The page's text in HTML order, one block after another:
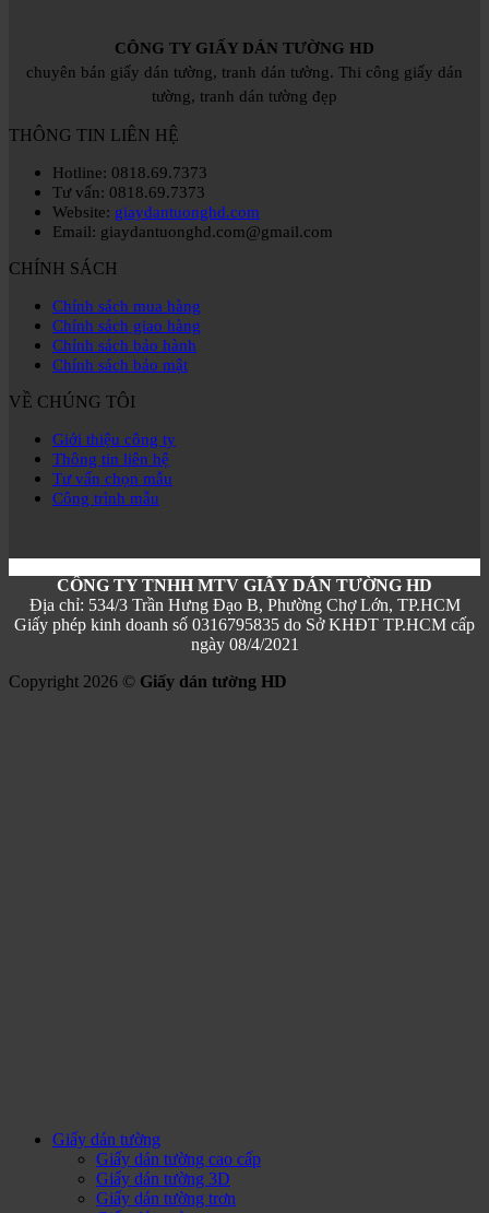
CÔNG TY GIẤY DÁN TƯỜNG HD
chuyên bán giấy dán tường, tranh dán tường. Thi công giấy dán
tường, tranh dán tường đẹp
THÔNG TIN LIÊN HỆ
Hotline: 0818.69.7373
Tư vấn: 0818.69.7373
Website: giaydantuonghd.com
Email: giaydantuonghd.com@gmail.com
CHÍNH SÁCH
Chính sách mua hàng
Chính sách giao hàng
Chính sách bảo hành
Chính sách bảo mật
VỀ CHÚNG TÔI
Giới thiệu công ty
Thông tin liên hệ
Tư vấn chọn mẫu
Công trình mẫu
CÔNG TY TNHH MTV GIẤY DÁN TƯỜNG HD
Địa chỉ: 534/3 Trần Hưng Đạo B, Phường Chợ Lớn, TP.HCM
Giấy phép kinh doanh số 0316795835 do Sở KHĐT TP.HCM cấp
ngày 08/4/2021
Copyright 2026 © Giấy dán tường HD
Giấy dán tường
Giấy dán tường cao cấp
Giấy dán tường 3D
Giấy dán tường trơn